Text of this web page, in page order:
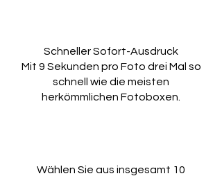
Schneller Sofort-Ausdruck
Mit 9 Sekunden pro Foto drei Mal so
schnell wie die meisten
herkömmlichen Fotoboxen.
Wählen Sie aus insgesamt 10